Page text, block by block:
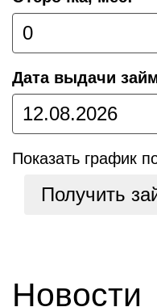
Дата выдачи
Показать график
Получить
Новости